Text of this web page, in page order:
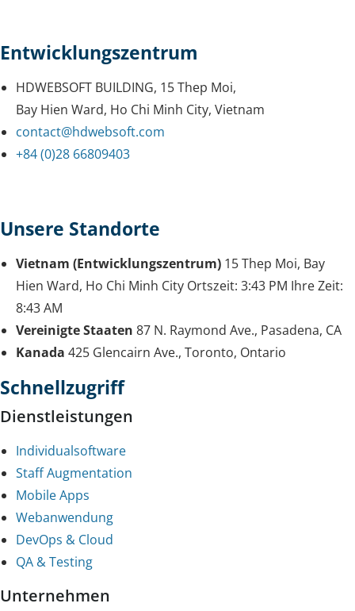
Entwicklungszentrum
HDWEBSOFT BUILDING, 15 Thep Moi,
Bay Hien Ward, Ho Chi Minh City, Vietnam
contact@hdwebsoft.com
+84 (0)28 66809403
Unsere Standorte
Vietnam (Entwicklungszentrum) 15 Thep Moi, Bay
Hien Ward, Ho Chi Minh City Ortszeit: 3:43 PM Ihre Zeit:
8:43 AM
Vereinigte Staaten 87 N. Raymond Ave., Pasadena, CA
Kanada 425 Glencairn Ave., Toronto, Ontario
Schnellzugriff
Dienstleistungen
Individualsoftware
Staff Augmentation
Mobile Apps
Webanwendung
DevOps & Cloud
QA & Testing
Unternehmen